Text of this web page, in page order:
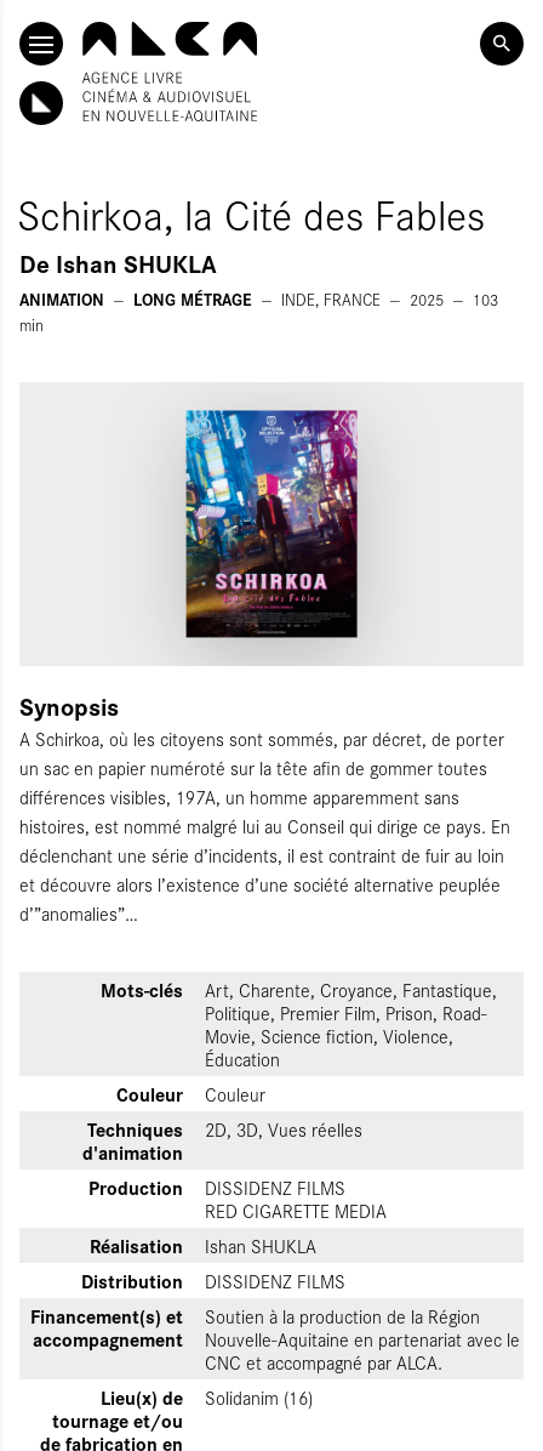
ALLER AU CONTENU PRINCIPAL
Schirkoa, la Cité des Fables
De Ishan SHUKLA
ANIMATION LONG MÉTRAGE INDE, FRANCE 2025
103
min
Synopsis
A Schirkoa, où les citoyens sont sommés, par décret, de porter
un sac en papier numéroté sur la tête afin de gommer toutes
différences visibles, 197A, un homme apparemment sans
histoires, est nommé malgré lui au Conseil qui dirige ce pays. En
déclenchant une série d’incidents, il est contraint de fuir au loin
et découvre alors l’existence d’une société alternative peuplée
d’”anomalies”…
Mots-clés
Art, Charente, Croyance, Fantastique,
Politique, Premier Film, Prison, Road-
Movie, Science fiction, Violence,
Éducation
Couleur Couleur
Techniques
d'animation
2D, 3D, Vues réelles
Production
DISSIDENZ FILMS
RED CIGARETTE MEDIA
Réalisation Ishan SHUKLA
Distribution DISSIDENZ FILMS
Financement(s) et
accompagnement
Soutien à la production de la Région
Nouvelle-Aquitaine en partenariat avec le
CNC et accompagné par ALCA.
Lieu(x) de
tournage et/ou
de fabrication en
Solidanim (16)